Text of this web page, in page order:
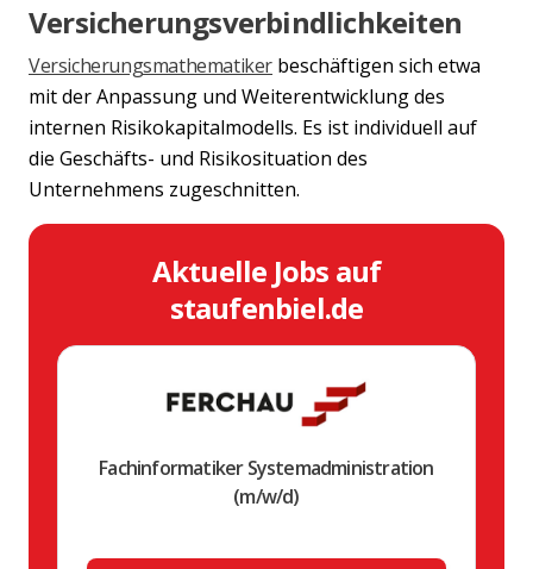
Versicherungsverbindlichkeiten
Versicherungsmathematiker beschäftigen sich etwa
mit der Anpassung und Weiterentwicklung des
internen Risikokapitalmodells. Es ist individuell auf
die Geschäfts- und Risikosituation des
Unternehmens zugeschnitten.
Aktuelle Jobs auf
staufenbiel.de
Fachinformatiker Systemadministration
(m/w/d)